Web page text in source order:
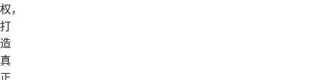
权，
打
造
真